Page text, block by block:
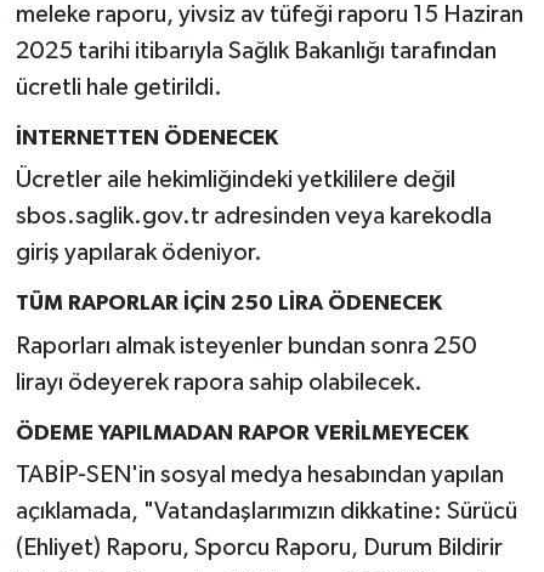
meleke raporu, yivsiz av tüfeği raporu 15 Haziran
2025 tarihi itibarıyla Sağlık Bakanlığı tarafından
ücretli hale getirildi.
İNTERNETTEN ÖDENECEK
Ücretler aile hekimliğindeki yetkililere değil
sbos.saglik.gov.tr adresinden veya karekodla
giriş yapılarak ödeniyor.
TÜM RAPORLAR İÇİN 250 LİRA ÖDENECEK
Raporları almak isteyenler bundan sonra 250
lirayı ödeyerek rapora sahip olabilecek.
ÖDEME YAPILMADAN RAPOR VERİLMEYECEK
TABİP-SEN'in sosyal medya hesabından yapılan
açıklamada, "Vatandaşlarımızın dikkatine: Sürücü
(Ehliyet) Raporu, Sporcu Raporu, Durum Bildirir